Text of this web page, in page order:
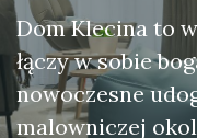
Dom Klecina to
łączy w sobie
nowoczesne
malowniczej